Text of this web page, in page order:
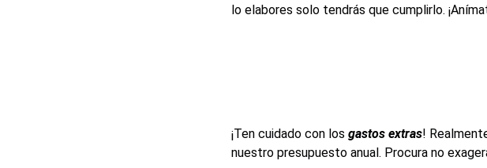
lo elabores solo tendrás que cumplirlo.
¡Ten cuidado con los gastos extras!
nuestro presupuesto anual. Procura no